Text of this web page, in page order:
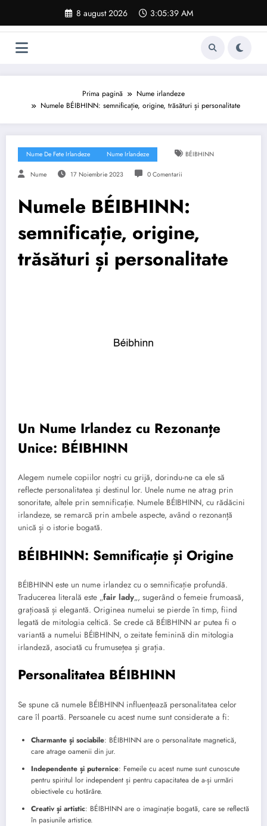
conținut
8 august 2026 3:05:40 AM
Prima pagină
Nume irlandeze
Numele BÉIBHINN: semnificație, origine, trăsături și personalitate
Nume De Fete Irlandeze Nume Irlandeze BÉIBHINN
Nume 17 Noiembrie 2023 0 Comentarii
Numele BÉIBHINN:
semnificație, origine,
trăsături și personalitate
Un Nume Irlandez cu Rezonanțe
Unice: BÉIBHINN
Alegem numele copiilor noștri cu grijă, dorindu-ne ca ele să
reflecte personalitatea și destinul lor. Unele nume ne atrag prin
sonoritate, altele prin semnificație. Numele BÉIBHINN, cu rădăcini
irlandeze, se remarcă prin ambele aspecte, având o rezonanță
unică și o istorie bogată.
BÉIBHINN: Semnificație și Origine
BÉIBHINN este un nume irlandez cu o semnificație profundă.
Traducerea literală este „fair lady„, sugerând o femeie frumoasă,
grațioasă și elegantă. Originea numelui se pierde în timp, fiind
legată de mitologia celtică. Se crede că BÉIBHINN ar putea fi o
variantă a numelui BÉIBHINN, o zeitate feminină din mitologia
irlandeză, asociată cu frumusețea și grația.
Personalitatea BÉIBHINN
Se spune că numele BÉIBHINN influențează personalitatea celor
care îl poartă. Persoanele cu acest nume sunt considerate a fi:
Charmante și sociabile: BÉIBHINN are o personalitate magnetică,
care atrage oamenii din jur.
Independente și puternice: Femeile cu acest nume sunt cunoscute
pentru spiritul lor independent și pentru capacitatea de a-și urmări
obiectivele cu hotărâre.
Creativ și artistic: BÉIBHINN are o imaginație bogată, care se reflectă
în pasiunile artistice.